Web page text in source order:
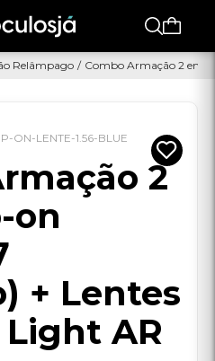
Relâmpago / Combo Armação 2 em
ON-LENTE-1.56-BLUE
2
on
+ Lentes
Light AR